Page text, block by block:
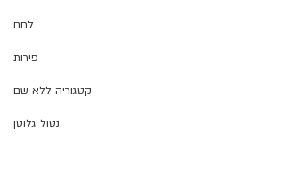
לחם
פירות
קטגוריה ללא שם
נטול גלוטן